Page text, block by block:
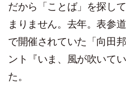
だから「ことば」を探し
まりません。去年。表参
で開催されていた「向田
ント『いま、風が吹いて
た。